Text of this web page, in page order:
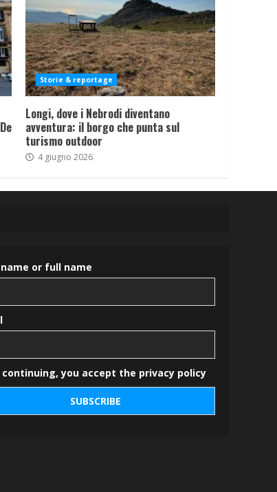
Storie & reportage
Longi, dove i Nebrodi diventano
avventura: il borgo che punta sul
turismo outdoor
4 giugno 2026
or full name
you accept the privacy policy